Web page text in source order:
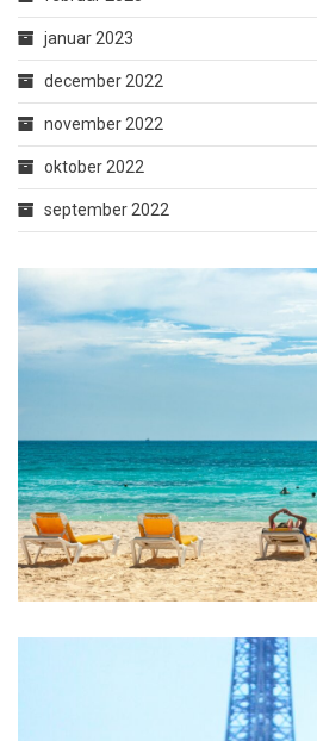
januar 2023
december 2022
november 2022
oktober 2022
september 2022